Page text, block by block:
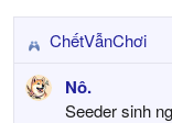
R
e
a
ChếtVẫnChơi
Nô.
Seeder sinh